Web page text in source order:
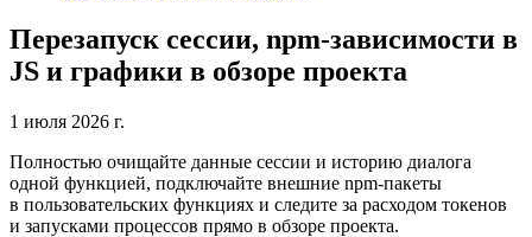
Перезапуск сессии, npm-зависимости в
JS и графики в обзоре проекта
1 июля 2026 г.
Полностью очищайте данные сессии и историю диалога
одной функцией, подключайте внешние npm-пакеты
в пользовательских функциях и следите за расходом токенов
и запусками процессов прямо в обзоре проекта.